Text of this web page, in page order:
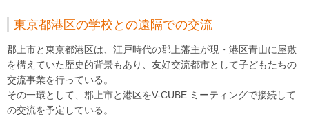
東京都港区の学校との遠隔での交流
郡上市と東京都港区は、江戸時代の郡上藩主が現・港区青山に屋敷
を構えていた歴史的背景もあり、友好交流都市として子どもたちの
交流事業を行っている。
その一環として、郡上市と港区をV-CUBE ミーティングで接続して
の交流を予定している。